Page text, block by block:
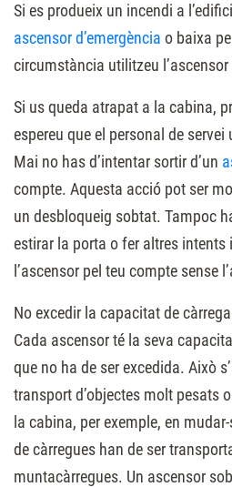
Si es produeix un incendi a
ascensor d’emergència o baixa
circumstància utilitzeu
Si us queda atrapat a la cabina,
espereu que el personal de servei
Mai no has d’intentar sortir d’un
compte. Aquesta acció pot ser
un desbloqueig sobtat. Tampoc
estirar la porta o fer altres intents
l’ascensor pel teu compte sense
No excedir la capacitat de
Cada ascensor té la seva
que no ha de ser excedida. Això
transport d’objectes molt pesats
la cabina, per exemple, en
de càrregues han de ser
muntacàrregues. Un ascensor